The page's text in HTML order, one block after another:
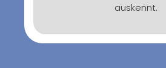
auskennt.